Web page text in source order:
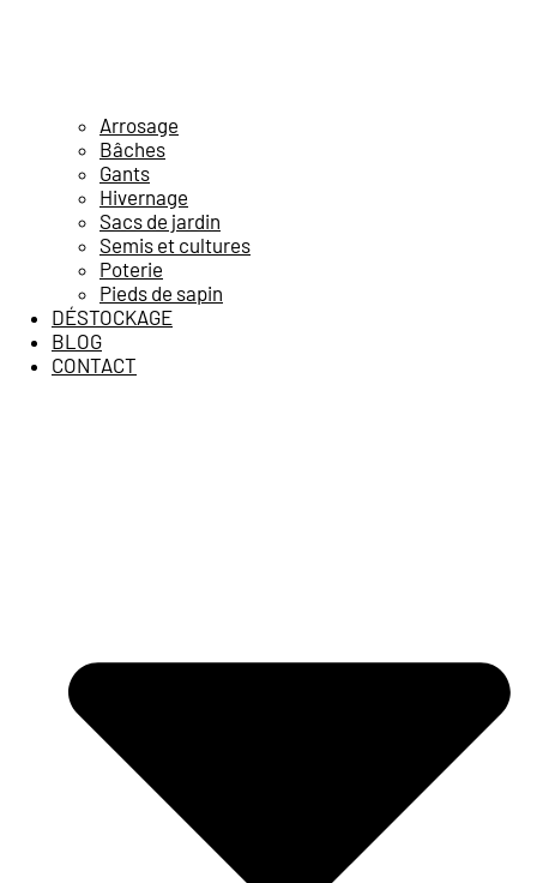
Arrosage
Bâches
Gants
Hivernage
Sacs de jardin
Semis et cultures
Poterie
Pieds de sapin
DÉSTOCKAGE
BLOG
CONTACT